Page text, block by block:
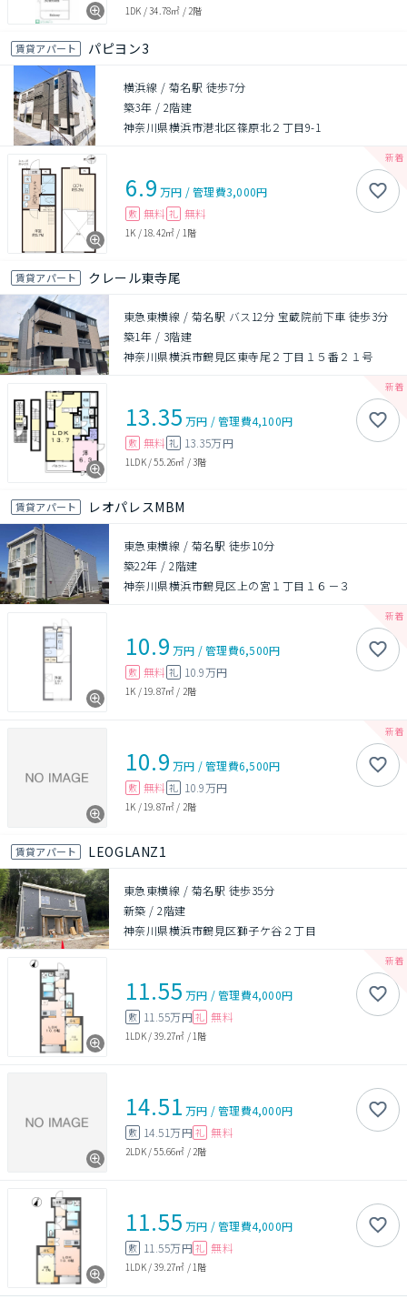
1DK /34.78㎡ /2階
賃貸アパート パピヨン3
横浜線 / 菊名駅 徒歩7分
築3年 / 2階建
神奈川県横浜市港北区篠原北２丁目9-1
6.9 万円 /管理費3,000円
敷 無料 礼 無料
1K / 18.42㎡ / 1階
賃貸アパート クレール東寺尾
東急東横線 / 菊名駅 バス12分 宝蔵院前下車 徒歩3分
築1年 / 3階建
神奈川県横浜市鶴見区東寺尾２丁目１５番２１号
13.35 万円 /管理費4,100円
敷 無料 礼 13.35万円
1LDK/55.26㎡ /3階
賃貸アパート レオパレスMBM
東急東横線 / 菊名駅 徒歩10分
築22年 /2階建
神奈川県横浜市鶴見区上の宮１丁目１６－３
10.9 万円 /管理費6,500円
敷 無料 礼 10.9万円
1K / 19.87㎡ / 2階
10.9 万円 /管理費6,500円
敷 無料 礼 10.9万円
1K / 19.87㎡ / 2階
賃貸アパート LEOGLANZ1
東急東横線 / 菊名駅 徒歩35分
新築 /2階建
神奈川県横浜市鶴見区獅子ケ谷２丁目
11.55 万円 /管理費4,000円
敷 11.55万円 礼 無料
1LDK/39.27㎡ / 1階
14.51 万円 /管理費4,000円
敷 14.51万円 礼 無料
2LDK/55.66㎡ / 2階
11.55 万円 /管理費4,000円
敷 11.55万円 礼 無料
1LDK/39.27㎡ / 1階